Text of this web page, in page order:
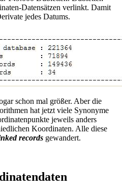
Datensätzen verlinkt. Damit
jedes Datums.
schon mal größer. Aber die
hat jetzt viele Synonyme
jeweils anders
Koordinaten. Alle diese
records gewandert.